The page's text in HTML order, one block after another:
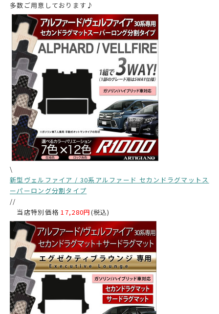
多数ご用意しております♪
\
新型ヴェルファイア / 30系アルファード セカンドラグマットス
ーパーロング分割タイプ
//
当店特別価格17,280円(税込)